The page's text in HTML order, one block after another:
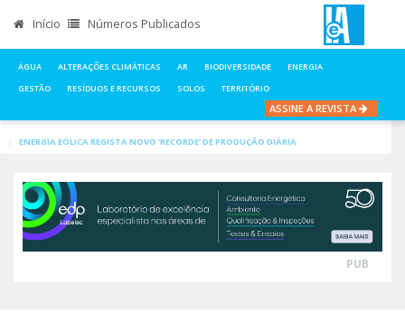
Início Números Publicados
ÁGUA ALTERAÇÕES CLIMÁTICAS AR BIODIVERSIDADE
ENERGIA
GESTÃO
RESÍDUOS E RECURSOS SOLOS TERRITÓRIO
ASSINE A REVISTA
ENERGIA EÓLICA REGISTA NOVO ‘RECORDE’ DE PRODUÇÃO DIÁRIA
PUB